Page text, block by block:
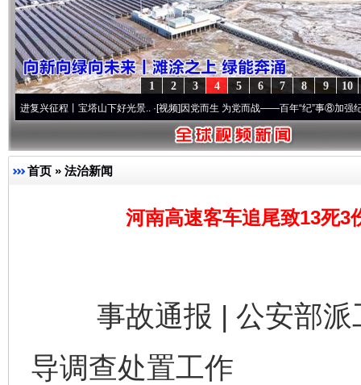
10
9
8
7
6
5
4
3
2
1
程丨宝塔山下好光景..·[视频]因党而生 为党而战——百年“纪”事⑧加强纪律..·[视频]
首页 » 法治新闻
河南高速客车追尾致13死3
事故通报 | 公安部派
导调查处置工作